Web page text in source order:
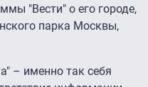
"Вести" о его городе,
парка Москвы,
– именно так себя